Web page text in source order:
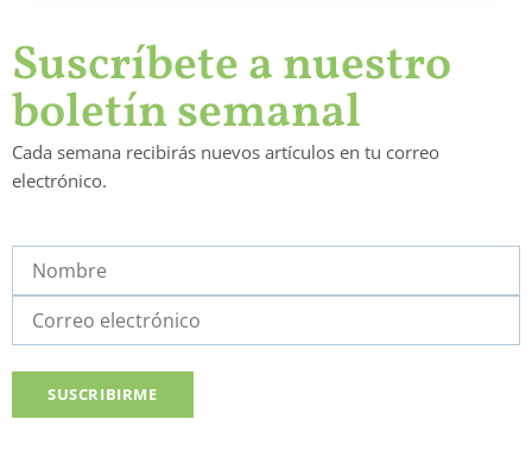
Suscríbete a nuestro
boletín semanal
Cada semana recibirás nuevos artículos en tu correo
electrónico.